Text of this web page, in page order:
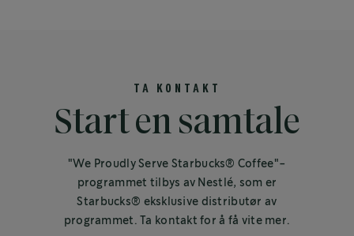
TA KONTAKT
Start en samtale
"We Proudly Serve Starbucks® Coffee"-
programmet tilbys av Nestlé, som er
Starbucks® eksklusive distributør av
programmet. Ta kontakt for å få vite mer.